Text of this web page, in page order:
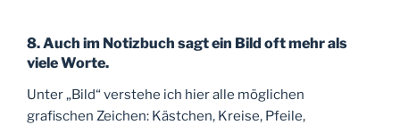
8. Auch im Notizbuch sagt ein Bild oft mehr als
viele Worte.
Unter „Bild“ verstehe ich hier alle möglichen
grafischen Zeichen: Kästchen, Kreise, Pfeile,